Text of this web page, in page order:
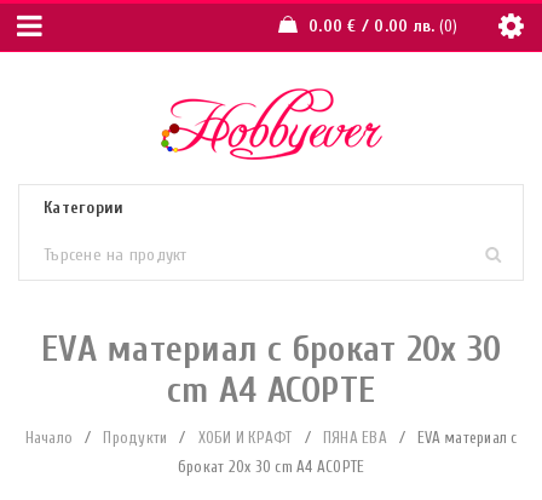
0.00€ / 0.00 лв. 0
EVA материал с брокат 20x 30
cm A4 АСОРТЕ
Начало / Продукти / ХОБИ И КРАФТ / ПЯНА ЕВА /
EVA материал с
брокат 20x 30 cm A4 АСОРТЕ